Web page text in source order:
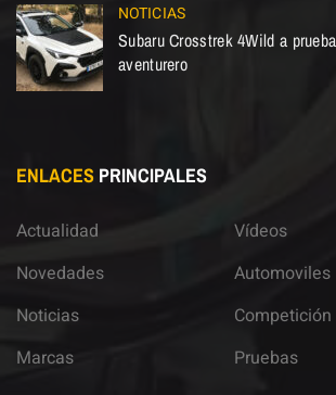
NOTICIAS
Subaru Crosstrek 4Wild a
aventurero
ENLACES PRINCIPALES
Actualidad
Novedades
Noticias
Marcas
Vídeos
Automoviles
Competición
Pruebas